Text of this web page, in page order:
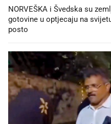
NORVEŠKA i Švedska su
gotovine u optjecaju na
posto